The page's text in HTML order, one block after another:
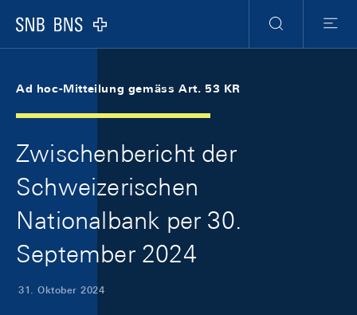
Logo
Suche
Menu
Ad hoc-Mitteilung gemäss Art. 53 KR
Zwischenbericht der
Schweizerischen
Nationalbank per 30.
September 2024
31. Oktober 2024